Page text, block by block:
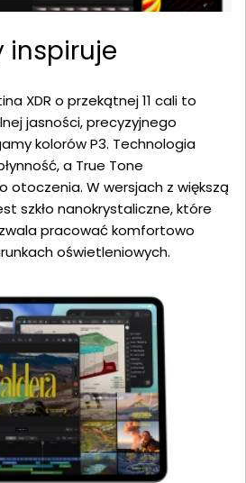
inspiruje
XDR o przekątnej 11 cali to
jasności, precyzyjnego
kolorów P3. Technologia
a True Tone
otoczenia. W wersjach z większą
szkło nanokrystaliczne, które
pracować komfortowo
oświetleniowych.